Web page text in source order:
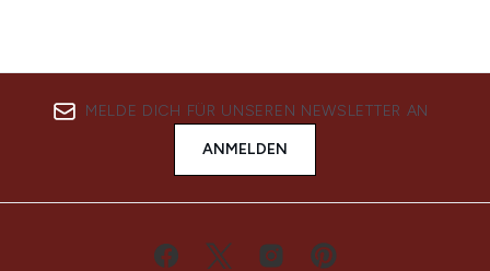
MELDE DICH FÜR UNSEREN NEWSLETTER AN
ANMELDEN